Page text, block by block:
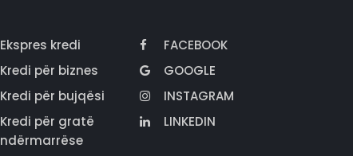
Ekspres kredi
Kredi për biznes
Kredi për bujqësi
Kredi për gratë
ndërmarrëse
FACEBOOK
GOOGLE
INSTAGRAM
LINKEDIN